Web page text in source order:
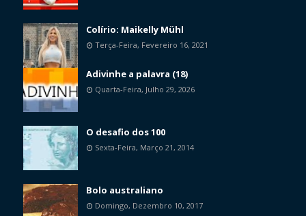
Colírio: Maikelly Mühl
Terça-Feira, Fevereiro 16, 2021
Adivinhe a palavra (18)
Quarta-Feira, Julho 29, 2026
O desafio dos 100
Sexta-Feira, Março 21, 2014
Bolo australiano
Domingo, Dezembro 10, 2017